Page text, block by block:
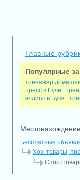
Главные
Популярные
тренажер
пресс в Буче
эллипс в Буче
Бесплатные
Хоз. товары,